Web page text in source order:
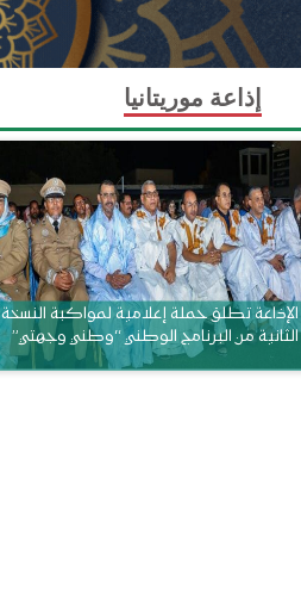
إذاعة موريتانيا
الإذاعة تطلق حملة إعلامية لمواكبة النسخة
الثانية من البرنامج الوطني “وطني وجهتي”